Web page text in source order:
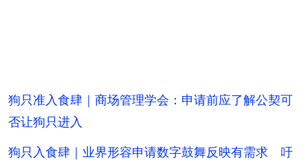
狗只准入食肆｜商场管理学会：申请前应了解公契可
否让狗只进入
狗只入食肆｜业界形容申请数字鼓舞反映有需求 吁